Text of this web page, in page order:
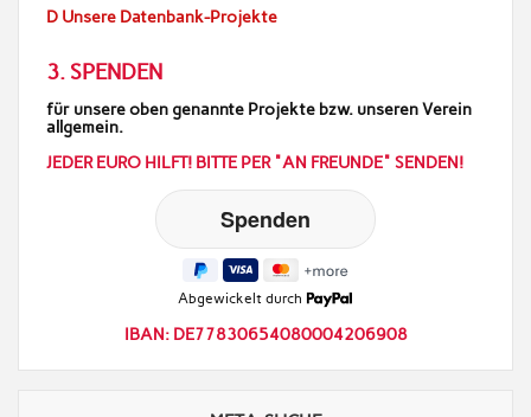
D Unsere Datenbank-Projekte
3. SPENDEN
für unsere oben genannte Projekte bzw. unseren Verein
allgemein.
JEDER EURO HILFT! BITTE PER "AN FREUNDE" SENDEN!
Abgewickelt durch
IBAN: DE77830654080004206908